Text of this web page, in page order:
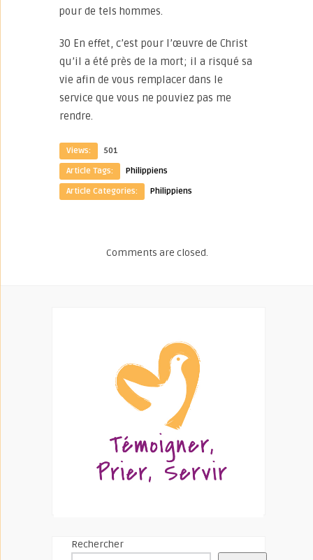
pour de tels hommes.
30 En effet, c’est pour l’œuvre de Christ
qu’il a été près de la mort; il a risqué sa
vie afin de vous remplacer dans le
service que vous ne pouviez pas me
rendre.
Views:
501
Article Tags:
Philippiens
Article Categories:
Philippiens
Comments are closed.
Rechercher